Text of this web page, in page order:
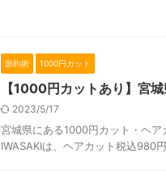
節約術 1000円カット
【1000円カットあり】宮
2023/5/17
宮城県にある1000円カット・ヘ
IWASAKIは、ヘアカット税込980